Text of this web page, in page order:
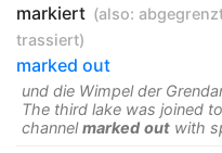
markiert (also:
trassiert)
marked out
und die Wimpel der
The third lake was joined
channelmarked out with